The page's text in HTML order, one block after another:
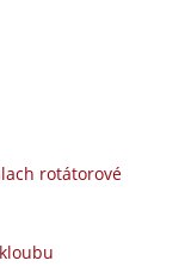
rotátorové